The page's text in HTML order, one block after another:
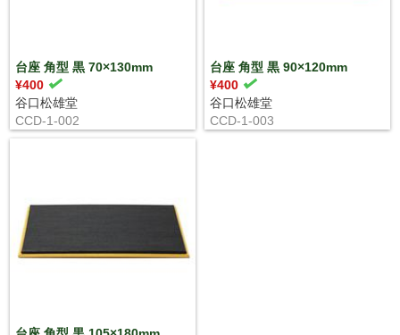
台座 角型 黒 70×130mm
¥400
谷口松雄堂
CCD-1-002
台座 角型 黒 90×120mm
¥400
谷口松雄堂
CCD-1-003